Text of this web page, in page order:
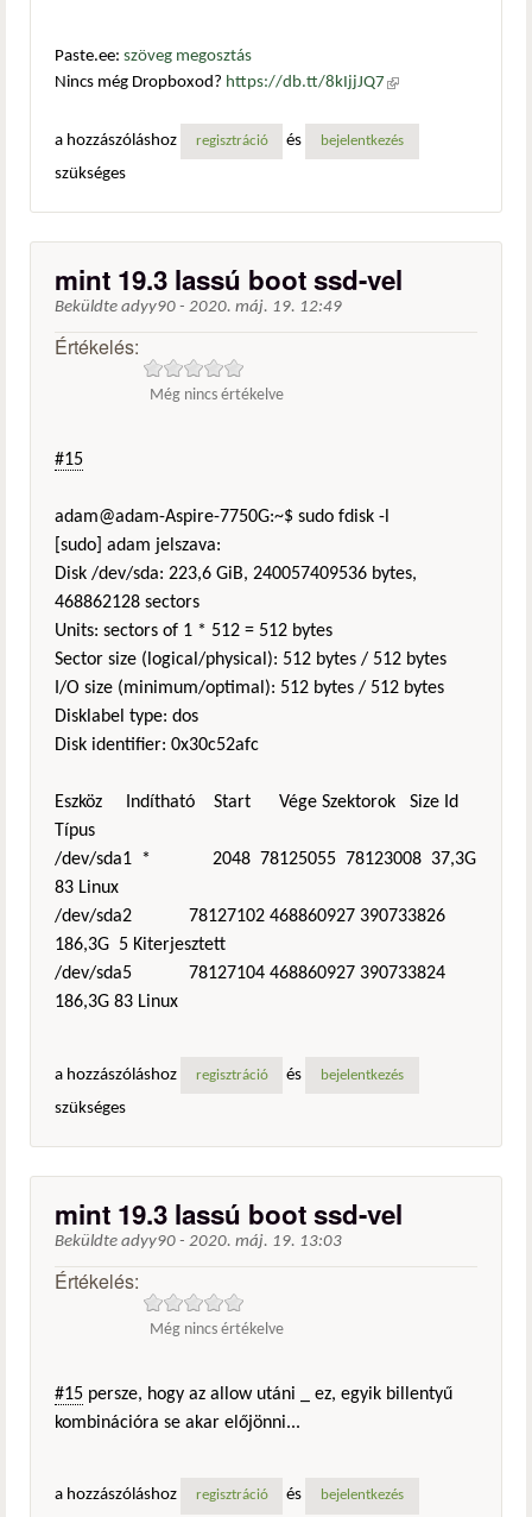
Paste.ee: szöveg megosztás
Nincs még Dropboxod? https://db.tt/8kIjjJQ7 (külső
a hozzászóláshoz
regisztráció és bejelentkezés
szükséges
mint 19.3 lassú boot ssd-vel
Beküldte adyy90 - 2020. máj. 19. 12:49
Értékelés:
Még nincs értékelve
#15
adam@adam-Aspire-7750G:~$ sudo fdisk -l
[sudo] adam jelszava:
Disk /dev/sda: 223,6 GiB, 240057409536 bytes,
468862128 sectors
Units: sectors of 1 * 512 = 512 bytes
Sector size (logical/physical): 512 bytes / 512 bytes
I/O size (minimum/optimal): 512 bytes / 512 bytes
Disklabel type: dos
Disk identifier: 0x30c52afc
Eszköz Indítható Start Vége Szektorok Size Id
Típus
/dev/sda1 * 2048 78125055 78123008 37,3G
83 Linux
/dev/sda2 78127102 468860927 390733826
186,3G 5 Kiterjesztett
/dev/sda5 78127104 468860927 390733824
186,3G 83 Linux
a hozzászóláshoz regisztráció és bejelentkezés
szükséges
mint 19.3 lassú boot ssd-vel
Beküldte adyy90 - 2020. máj. 19. 13:03
Értékelés:
Még nincs értékelve
#15 persze, hogy az allow utáni _ ez, egyik billentyű
kombinációra se akar előjönni...
a hozzászóláshoz regisztráció és bejelentkezés